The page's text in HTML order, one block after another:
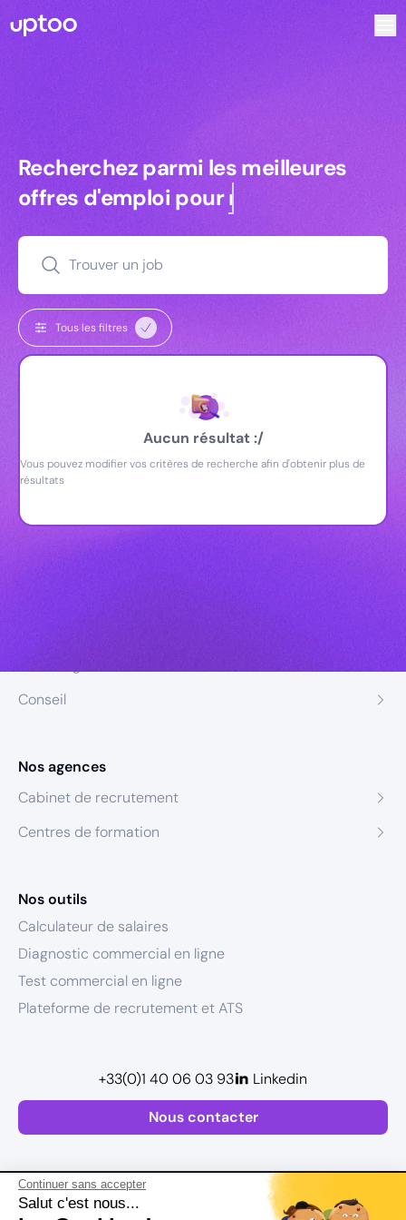
Continuer sans accepter
Salut c'est nous...
Recherchez parmi les meilleures
Recherchez parmi les meilleures
offres d'emploi pourcommerciaux
Trouver un job
Tous les filtres
Aucun résultat :/
Vous pouvez modifier vos critères de recherche afin d'obtenir plus de
résultats
Conseil
Nos agences
Cabinet de recrutement
Centres de formation
Nos outils
Calculateur de salaires
Diagnostic commercial en ligne
Test commercial en ligne
Plateforme de recrutement et ATS
Nous contacter
+33(0)1 40 06 03 93 Linkedin